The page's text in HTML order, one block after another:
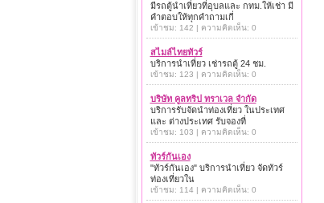
มีรถตู้นำเที่ยวที่อุบลและ กทม.ให้เช่า มี
คำตอบให้ทุกคำถามเกี่
เข้าชม: 142 | ความคิดเห็น: 0
สไมล์ไทยทัวร์
บริการนำเที่ยว เช่ารถตู้ 24 ชม.
เข้าชม: 123 | ความคิดเห็น: 0
บริษัท คูลทริป ทราเวล จำกัด
บริการรับจัดนำท่องเที่ยว ในประเทศ
และ ต่างประเทศ รับจองที่
เข้าชม: 103 | ความคิดเห็น: 0
ทัวร์กันเอง
"ทัวร์กันเอง" บริการนำเที่ยว จัดทัวร์
ท่องเที่ยวใน
เข้าชม: 114 | ความคิดเห็น: 0